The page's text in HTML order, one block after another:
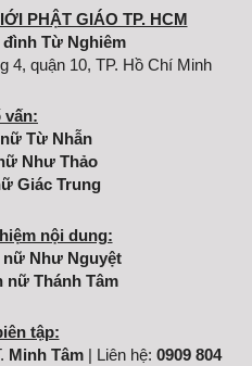
PHẬT GIÁO TP. HCM
Từ Nghiêm
4, quận 10, TP. Hồ Chí Minh
vấn:
Từ Nhẫn
Như Thảo
Giác Trung
nội dung:
nữ Như Nguyệt
nữ Thánh Tâm
tập:
Minh Tâm| Liên hệ: 0909 804